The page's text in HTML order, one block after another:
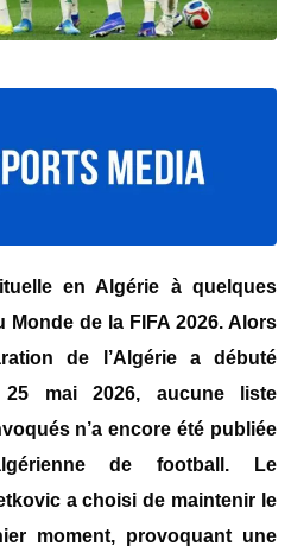
enAlgérie à quelques
Monde de la FIFA 2026. Alors
de l’Algérie adébuté
mai 2026, aucune liste
n’a encore été publiée
de football . Le
a choisi de maintenir le
moment, provoquant une